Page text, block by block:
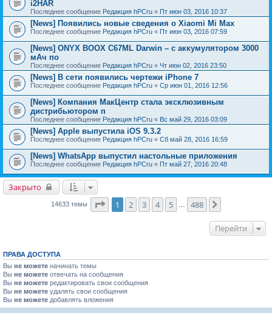
i2HAR
Последнее сообщение Редакция hPCru « Пт июн 03, 2016 10:37
[News] Появились новые сведения о Xiaomi Mi Max
Последнее сообщение Редакция hPCru « Пт июн 03, 2016 07:59
[News] ONYX BOOX C67ML Darwin – с аккумулятором 3000
мАч по
Последнее сообщение Редакция hPCru « Чт июн 02, 2016 23:50
[News] В сети появились чертежи iPhone 7
Последнее сообщение Редакция hPCru « Ср июн 01, 2016 12:56
[News] Компания МакЦентр стала эксклюзивным
дистрибьютором п
Последнее сообщение Редакция hPCru « Вс май 29, 2016 03:09
[News] Apple выпустила iOS 9.3.2
Последнее сообщение Редакция hPCru « Сб май 28, 2016 16:59
[News] WhatsApp выпустил настольные приложения
Последнее сообщение Редакция hPCru « Пт май 27, 2016 20:48
Закрыто
14633 темы Страница1 из 488
1 2 3 4 5 488
Перейти
ПРАВА ДОСТУПА
Вы не можете начинать темы
Вы не можете отвечать на сообщения
Вы не можете редактировать свои сообщения
Вы не можете удалять свои сообщения
Вы не можете добавлять вложения